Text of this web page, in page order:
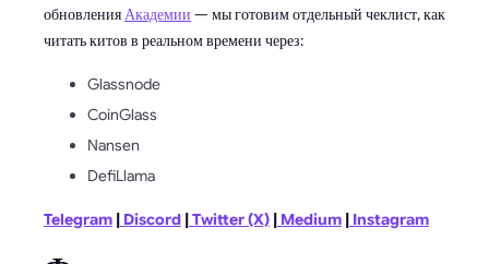
обновленияАкадемии — мы готовим отдельный чеклист, как
читать китов в реальном времени через:
Glassnode
CoinGlass
Nansen
DefiLlama
Telegram | Discord |Twitter (X) | Medium | Instagram